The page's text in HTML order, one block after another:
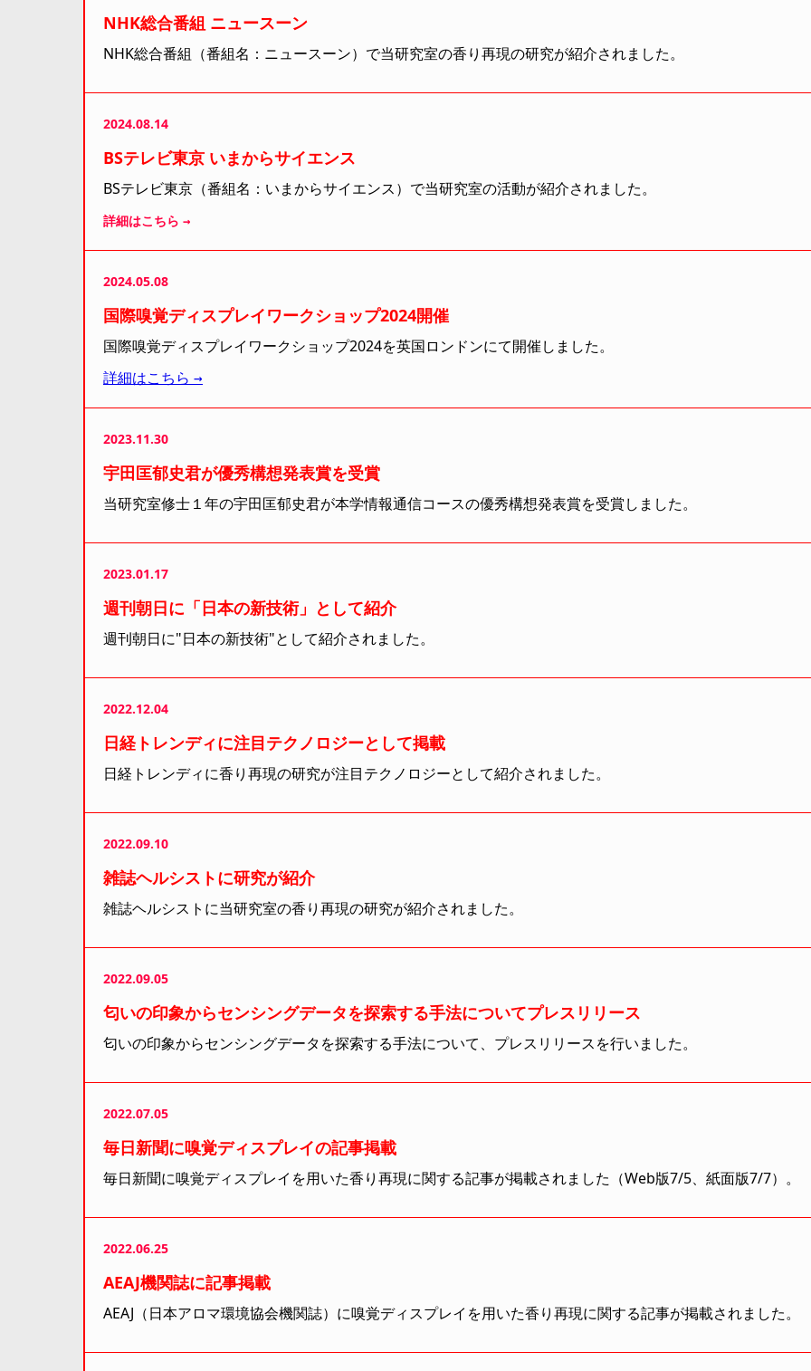
NHK総合番組 ニュースーン
NHK総合番組（番組名：ニュースーン）で当研究室の香り再現の研究が紹介されました。
2024.08.14
BSテレビ東京 いまからサイエンス
BSテレビ東京（番組名：いまからサイエンス）で当研究室の活動が紹介されました。
詳細はこちら →
2024.05.08
国際嗅覚ディスプレイワークショップ2024開催
国際嗅覚ディスプレイワークショップ2024を英国ロンドンにて開催しました。
詳細はこちら →
2023.11.30
宇田匡郁史君が優秀構想発表賞を受賞
当研究室修士１年の宇田匡郁史君が本学情報通信コースの優秀構想発表賞を受賞しました。
2023.01.17
週刊朝日に「日本の新技術」として紹介
週刊朝日に"日本の新技術"として紹介されました。
2022.12.04
日経トレンディに注目テクノロジーとして掲載
日経トレンディに香り再現の研究が注目テクノロジーとして紹介されました。
2022.09.10
雑誌ヘルシストに研究が紹介
雑誌ヘルシストに当研究室の香り再現の研究が紹介されました。
2022.09.05
匂いの印象からセンシングデータを探索する手法についてプレスリリース
匂いの印象からセンシングデータを探索する手法について、プレスリリースを行いました。
2022.07.05
毎日新聞に嗅覚ディスプレイの記事掲載
毎日新聞に嗅覚ディスプレイを用いた香り再現に関する記事が掲載されました（Web版7/5、紙面版7/7）。
2022.06.25
AEAJ機関誌に記事掲載
AEAJ（日本アロマ環境協会機関誌）に嗅覚ディスプレイを用いた香り再現に関する記事が掲載されました。